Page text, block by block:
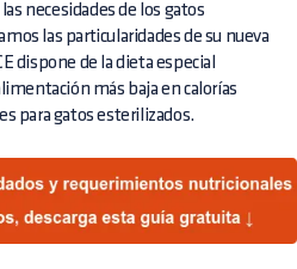
necesidades de los gatos
las particularidades de su nueva
dispone de la dieta especial
más baja en calorías
para gatos esterilizados.